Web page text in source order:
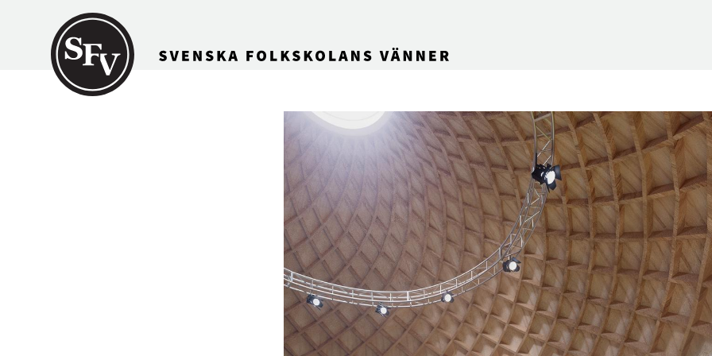
Gå till innehållet